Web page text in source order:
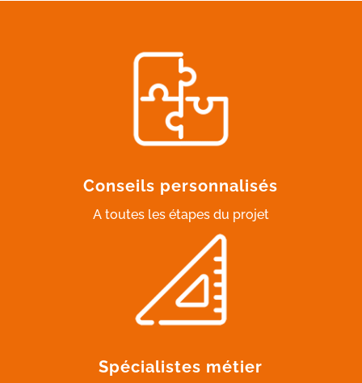
Conseils personnalisés
A toutes les étapes du projet
Spécialistes métier